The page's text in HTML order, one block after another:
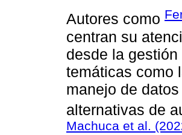
Autores como
centran su
desde la
temáticas como
manejo de
alternativas de
Machuca et al.